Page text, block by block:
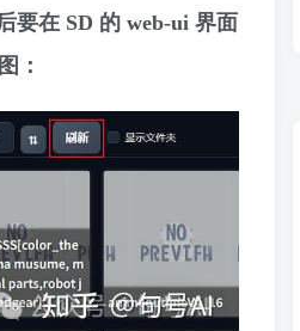
要在 SD 的 web-ui 界面
：